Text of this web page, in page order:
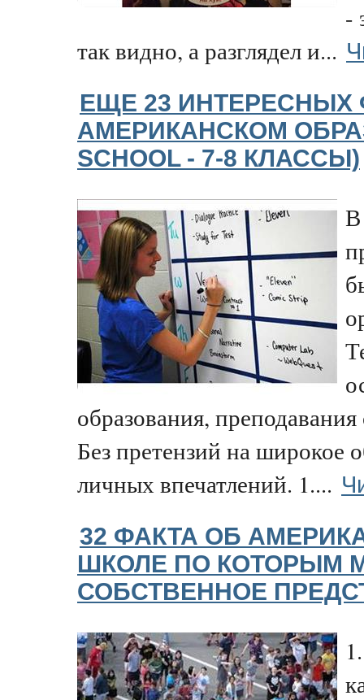
-
так видно, а разглядел и...
ЕЩЕ 23 ИНТЕРЕСНЫХ
АМЕРИКАНСКОМ
SCHOOL - 7-8 КЛАССЫ)
В
образования,
Без претензий на широкое
личных впечатлений. 1....
32 ФАКТА ОБ
ШКОЛЕ ПО КОТОРЫМ
СОБСТВЕННОЕ